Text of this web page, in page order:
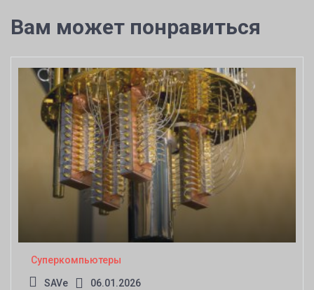
Вам может понравиться
Суперкомпьютеры
SAVe 06.01.2026